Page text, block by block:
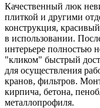
Качественный люк
плиткой и другими
конструкция,
в использовании.
интерьере полностью
"кликом" быстрый
для осуществления
кранов, фильтров.
кирпича, бетона,
металлопрофиля.